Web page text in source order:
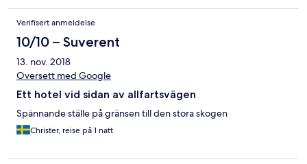
Verifisert anmeldelse
10/10 – Suverent
13. nov. 2018
Oversett med Google
Ett hotel vid sidan av allfartsvägen
Spännande ställe på gränsen till den stora skogen
Christer, reise på 1 natt